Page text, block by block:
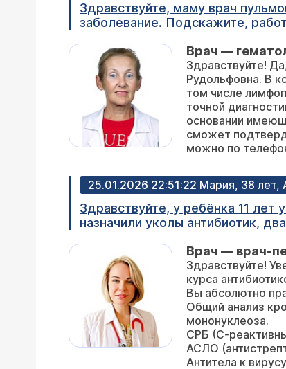
Здравствуйте, маму врач
заболевание. Подскажите,
Врач —
Здравствуйте!
Рудольфовна. В
том числе
точной
основании
сможет
можно по
25.01.2026 22:51:22 Мария, 38 лет,
Здравствуйте, у ребёнка 11
назначили уколы антибиотик,
немного красное горло.Врач — врач-
Здравствуйте!
курса
Вы абсолютно
Общий анализ
мононуклеоза.
СРБ (С-
АСЛО
Антитела к